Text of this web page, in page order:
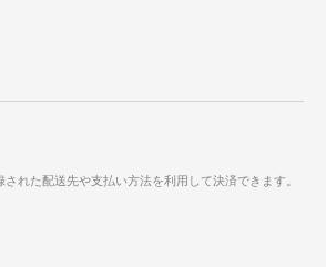
れた配送先や支払い方法を利用して決済できます。